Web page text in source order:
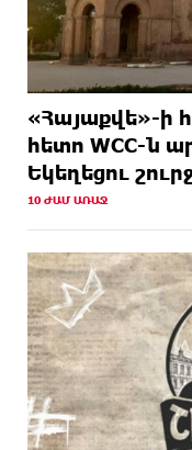
«Հայաքվե»-ի
հետո WCC-ն
Եկեղեցու
10 ԺԱՄ ԱՌԱՋ